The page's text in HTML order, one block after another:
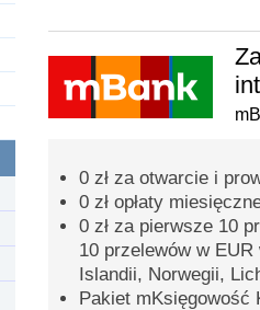
0 zł za otwarcie i
0 zł opłaty
0 zł za pierwsze 10
10 przelewów w
Islandii, Norwegii,
Pakiet mKsięgowość